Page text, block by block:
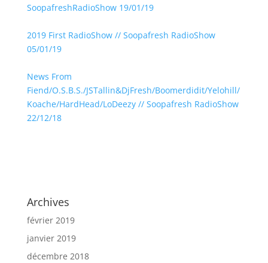
SoopafreshRadioShow 19/01/19
2019 First RadioShow // Soopafresh RadioShow
05/01/19
News From
Fiend/O.S.B.S./JSTallin&DjFresh/Boomerdidit/Yelohill/
Koache/HardHead/LoDeezy // Soopafresh RadioShow
22/12/18
Archives
février 2019
janvier 2019
décembre 2018